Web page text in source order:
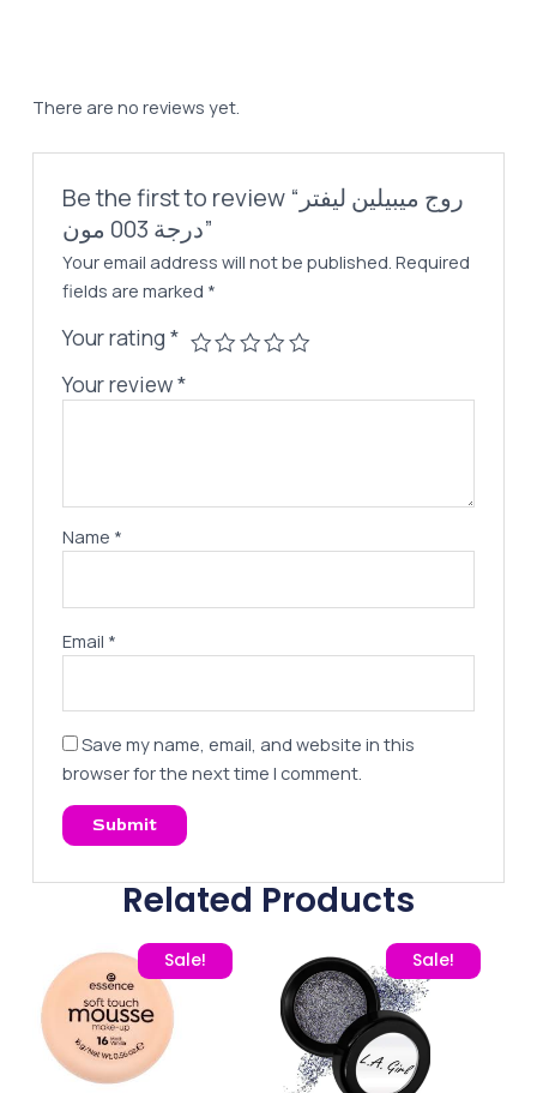
مون
There are no reviews yet.
Be the first to review “روج ميبيلين ليفتر
درجة 003 مون”
Your email address will not be published. Required
fields are marked *
Your rating*
Your review*
Name *
Email *
Save my name, email, and website in this
browser for the next time I comment.
Related Products
Sale!
Original price was: 350,00 EGP.
Current price is: 323,00 EGP. Sale!
Original price was:
Current